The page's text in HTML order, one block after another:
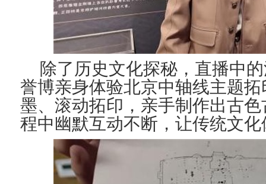
除了历史文化探秘，直播中
誉博亲身体验北京中轴线主题
墨、滚动拓印，亲手制作出古色
程中幽默互动不断，让传统文